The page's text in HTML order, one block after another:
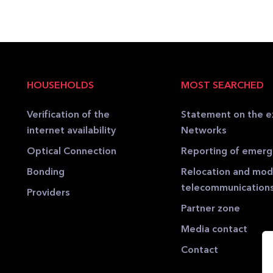
HOUSEHOLDS
Verification of the
internet availability
Optical Connection
Bonding
Providers
MOST SEARCHED
Statement on the
Networks
Reporting of
Relocation and
Partner zone
Media contact
Contact